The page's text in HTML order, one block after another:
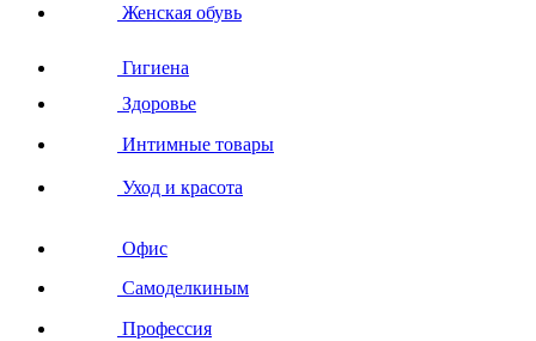
Женская обувь
Гигиена
Здоровье
Интимные товары
Уход и красота
Офис
Самоделкиным
Профессия